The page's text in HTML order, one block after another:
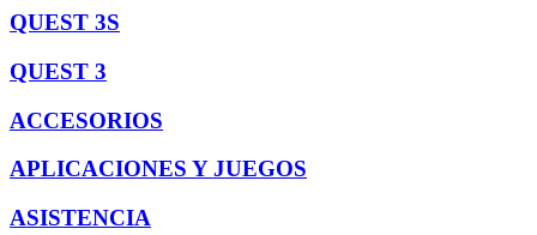
QUEST 3S
QUEST 3
ACCESORIOS
APLICACIONES Y JUEGOS
ASISTENCIA